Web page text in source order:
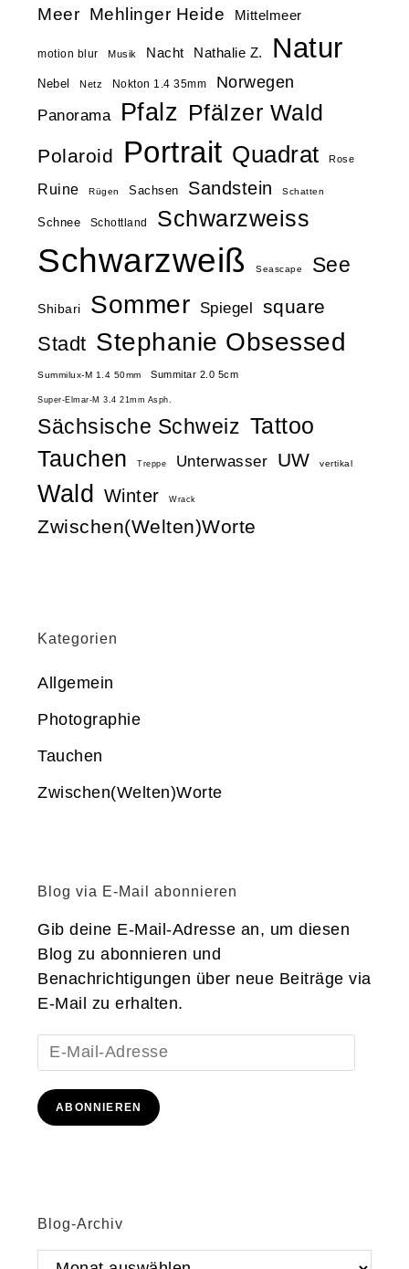
Meer Mehlinger Heide Mittelmeer
motion blur Musik Nacht Nathalie Z. Natur
Nebel Netz Nokton 1.4 35mm Norwegen
Panorama Pfalz Pfälzer Wald
Polaroid Portrait Quadrat Rose
Ruine Rügen Sachsen Sandstein Schatten
Schnee Schottland Schwarzweiss
Schwarzweiß Seascape See
Shibari Sommer Spiegel square
Stadt Stephanie Obsessed
Summilux-M 1.4 50mm Summitar 2.0 5cm
Super-Elmar-M 3.4 21mm Asph.
Sächsische Schweiz Tattoo
Tauchen
Treppe Unterwasser UW vertikal
Wald Winter Wrack
Zwischen(Welten)Worte
Kategorien
Allgemein
Photographie
Tauchen
Zwischen(Welten)Worte
Blog via E-Mail abonnieren
Gib deine E-Mail-Adresse an, um diesen
Blog zu abonnieren und
Benachrichtigungen über neue Beiträge via
E-Mail zu erhalten.
E-
Mail-
Adresse
ABONNIEREN
Blog-Archiv
Blog-